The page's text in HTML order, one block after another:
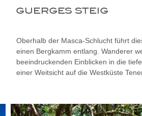
GUERGES STEIG
Oberhalb der Masca-Schlucht führt
einen Bergkamm entlang. Wanderer
beeindruckenden Einblicken in die
einer Weitsicht auf die Westküste